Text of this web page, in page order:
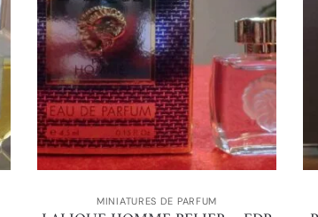
MINIATURES DE PARFUM